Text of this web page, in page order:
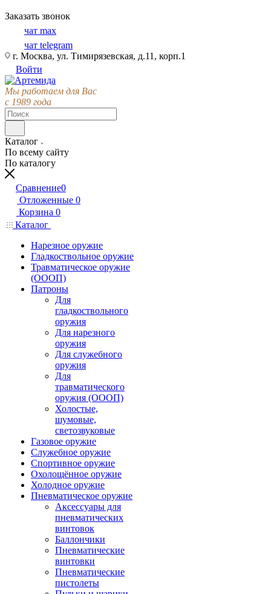
Заказать звонок
чат max
чат telegram
г. Москва, ул. Тимирязевская, д.11, корп.1
Войти
Мы работаем для Вас
с 1989 года
Каталог
По всему сайту
По каталогу
Сравнение0
Отложенные 0
Корзина 0
Каталог
Нарезное оружие
Гладкоствольное оружие
Травматическое оружие
(ОООП)
Патроны
Для
гладкоствольного
оружия
Для нарезного
оружия
Для служебного
оружия
Для
травматического
оружия (ОООП)
Холостые,
шумовые,
светозвуковые
Газовое оружие
Служебное оружие
Спортивное оружие
Охолощённое оружие
Холодное оружие
Пневматическое оружие
Аксессуары для
пневматических
винтовок
Баллончики
Пневматические
винтовки
Пневматические
пистолеты